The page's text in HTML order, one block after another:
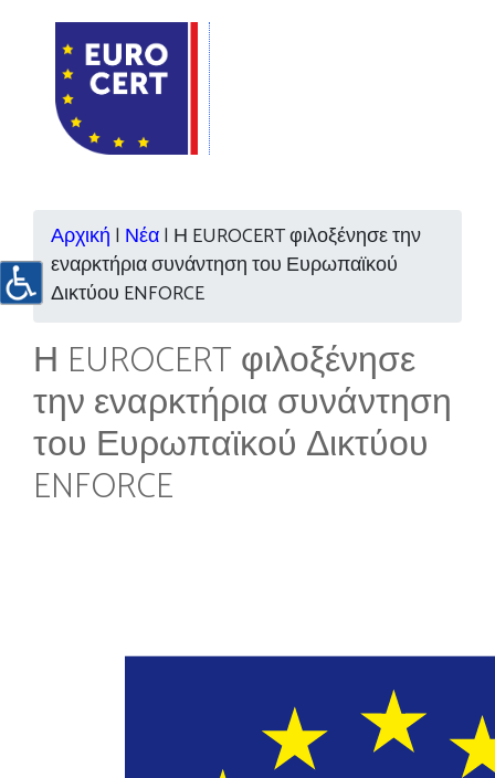
Αρχική | Νέα| Η EUROCERT φιλοξένησε την
εναρκτήρια συνάντηση του Ευρωπαϊκού
Δικτύου ENFORCE
Η EUROCERT φιλοξένησε
την εναρκτήρια συνάντηση
του Ευρωπαϊκού Δικτύου
ENFORCE